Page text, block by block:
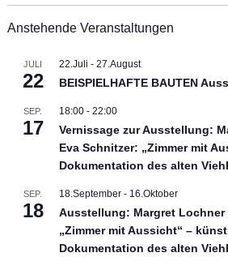
Anstehende Veranstaltungen
JULI
22
22.Juli - 27.August
BEISPIELHAFTE BAUTEN
SEP.
17
18:00- 22:00
Vernissage zur Ausstellung:
Eva Schnitzer: „Zimmer mit
Dokumentation des alten
SEP.
18
18.September- 16.Oktober
Ausstellung: Margret Lochner
„Zimmer mit Aussicht“ –
Dokumentation des alten